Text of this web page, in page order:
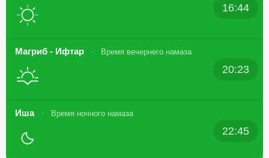
16:44
Магриб - Ифтар Время вечернего намаза
20:23
Иша Время ночного намаза
22:45